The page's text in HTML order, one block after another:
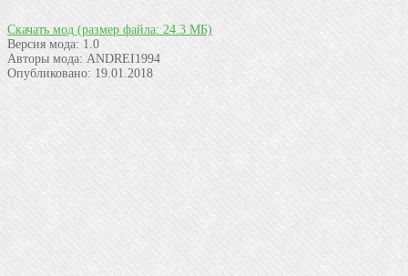
Скачать мод (размер файла: 24.3 МБ)
Версия мода: 1.0
Авторы мода: ANDREI1994
Опубликовано: 19.01.2018